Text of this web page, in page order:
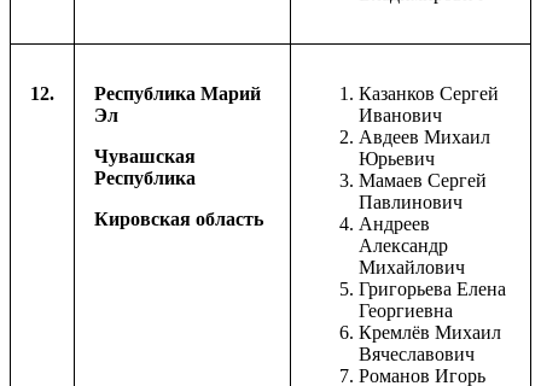
12.
Республика Марий
Эл
Чувашская
Республика
Кировская область
Казанков Сергей
Иванович
Авдеев Михаил
Юрьевич
Мамаев Сергей
Павлинович
Андреев
Александр
Михайлович
Григорьева Елена
Георгиевна
Кремлёв Михаил
Вячеславович
Романов Игорь